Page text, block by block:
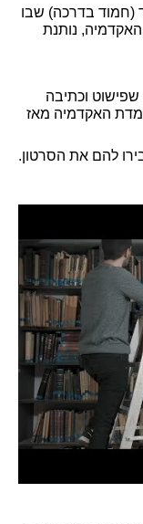
(חמוד בדרכה) שבו
נותנת
וכתיבה
האקדמיה מאז
להם את הסרטון.